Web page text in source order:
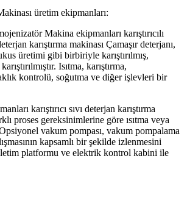
üretim ekipmanları:
Makina ekipmanları karıştırıcılı
karıştırma makinası Çamaşır deterjanı,
üretimi gibi birbiriyle karıştırılmış,
Isıtma, karıştırma,
kontrolü, soğutma ve diğer işlevleri bir
karıştırıcı sıvı deterjan karıştırma
proses gereksinimlerine göre ısıtma veya
vakum pompası, vakum pompalama
kapsamlı bir şekilde izlenmesini
platformu ve elektrik kontrol kabini ile